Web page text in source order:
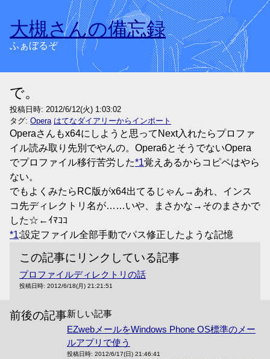
大槻さんの備忘録
ふぁぼるぞ
で。
投稿日時: 2012/6/12(火) 1:03:02
タグ: Opera はてなダイアリーからインポート
Operaさんもx64にしようと思ってNext入れたらプロファ
イル読み取り先別でやんの。Opera6とそうでないOpera
でプロファイル移行苦労した*1覚えあるからコピペはやら
ない。
でもよくみたらRC版がx64出てるじゃん→あれ、インス
コ先ディレクトリ名が……いや、まさかな→そのまさかで
した☆←ｲﾏｺｺ
*1:設定ファイル全部手動でパス修正したような記憶
この記事にリンクしている記事
プロファイルディレクトリの話
投稿日時: 2012/6/18(月) 21:21:51
前後の記事新しい記事
EZwebメールをWindows Phone OS標準のメー
ルアプリで使う
投稿日時: 2012/6/17(日) 21:46:41